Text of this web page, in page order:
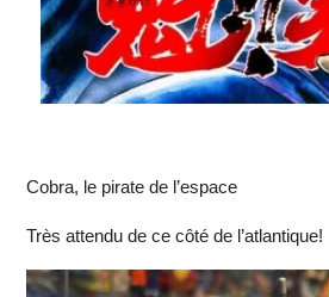
Cobra, le pirate de l’espace
Très attendu de ce côté de l’atlantique!